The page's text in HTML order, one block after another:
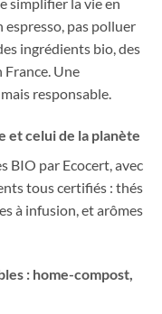
espresso, pas polluer
ingrédients bio, des
France. Une
responsable.
et celui de la planète
BIO par Ecocert, avec
tous certifiés : thés
à infusion, et arômes
: home-compost,